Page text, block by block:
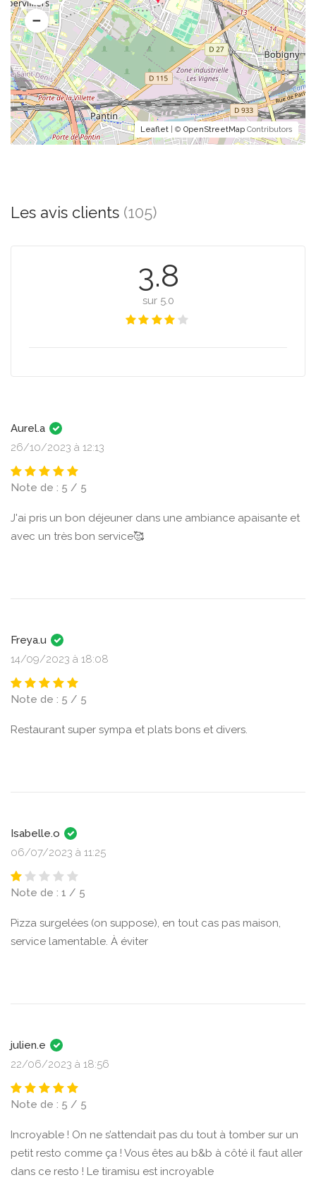
Leaflet | © OpenStreetMap Contributors
Les avis clients (105)
3.8
sur 5.0
Aurel.a
26/10/2023 à 12:13
Note de : 5 / 5
J'ai pris un bon déjeuner dans une ambiance apaisante et
avec un très bon service🥰
Freya.u
14/09/2023 à 18:08
Note de : 5 / 5
Restaurant super sympa et plats bons et divers.
Isabelle.o
06/07/2023 à 11:25
Note de : 1 / 5
Pizza surgelées (on suppose), en tout cas pas maison,
service lamentable. À éviter
julien.e
22/06/2023 à 18:56
Note de : 5 / 5
Incroyable ! On ne s’attendait pas du tout à tomber sur un
petit resto comme ça ! Vous êtes au b&b à côté il faut aller
dans ce resto ! Le tiramisu est incroyable